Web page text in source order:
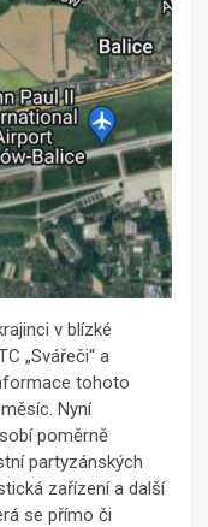
v blízké
„Svářeči“ a
tohoto
Nyní
poměrně
partyzánských
zařízení a další
se přímo či